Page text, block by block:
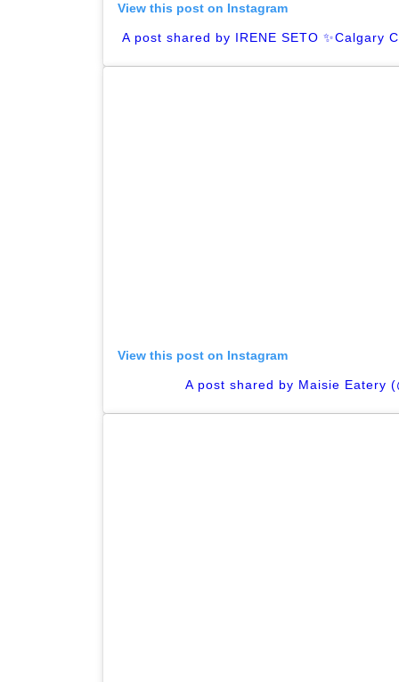
View this post on Instagram
A post shared by IRENE SETO ✨Calgary
View this post on Instagram
A post shared by Maisie Eatery